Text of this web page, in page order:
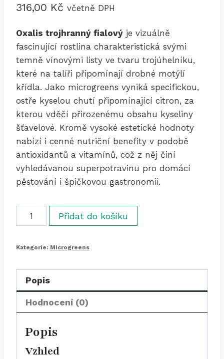
316,00 Kč včetně DPH
Oxalis trojhranný fialový je vizuálně
fascinující rostlina charakteristická svými
temně vínovými listy ve tvaru trojúhelníku,
které na talíři připomínají drobné motýlí
křídla. Jako microgreens vyniká specifickou,
ostře kyselou chutí připomínající citron, za
kterou vděčí přirozenému obsahu kyseliny
šťavelové. Kromě vysoké estetické hodnoty
nabízí i cenné nutriční benefity v podobě
antioxidantů a vitamínů, což z něj činí
vyhledávanou superpotravinu pro domácí
pěstování i špičkovou gastronomii.
Šťavel
trojhranný
/
Triangularis
Purple
(25
množství
Přidat do košíku
Kategorie: Microgreens
Popis
Hodnocení (0)
Popis
Vzhled